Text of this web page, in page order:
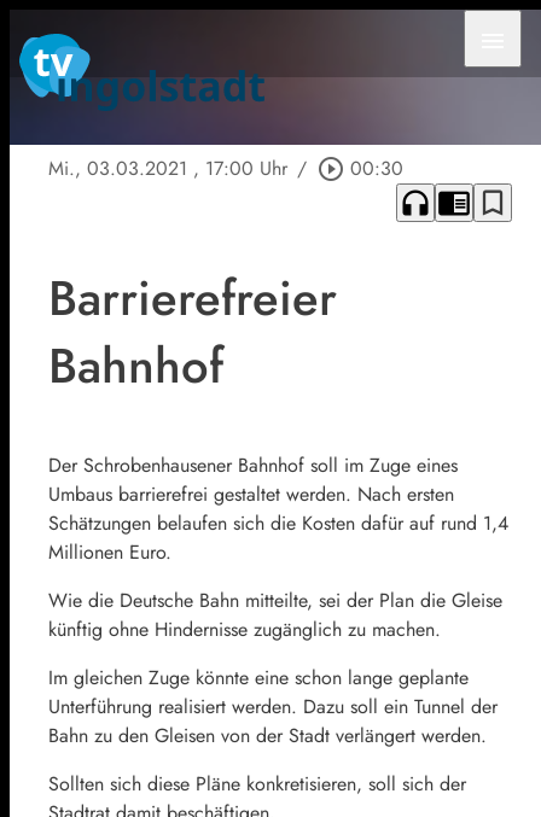
Mi., 03.03.2021 , 17:00 Uhr / play_circle_outline 00:30
headphones chrome_reader_mode bookmark_border
Barrierefreier
Bahnhof
Der Schrobenhausener Bahnhof soll im Zuge eines
Umbaus barrierefrei gestaltet werden. Nach ersten
Schätzungen belaufen sich die Kosten dafür auf rund 1,4
Millionen Euro.
Wie die Deutsche Bahn mitteilte, sei der Plan die Gleise
künftig ohne Hindernisse zugänglich zu machen.
Im gleichen Zuge könnte eine schon lange geplante
Unterführung realisiert werden. Dazu soll ein Tunnel der
Bahn zu den Gleisen von der Stadt verlängert werden.
Sollten sich diese Pläne konkretisieren, soll sich der